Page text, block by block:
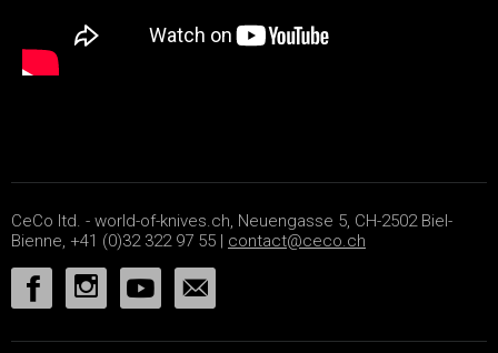
CeCo ltd. - world-of-knives.ch, Neuengasse 5, CH-2502 Biel-
Bienne, +41 (0)32 322 97 55 | contact@ceco.ch